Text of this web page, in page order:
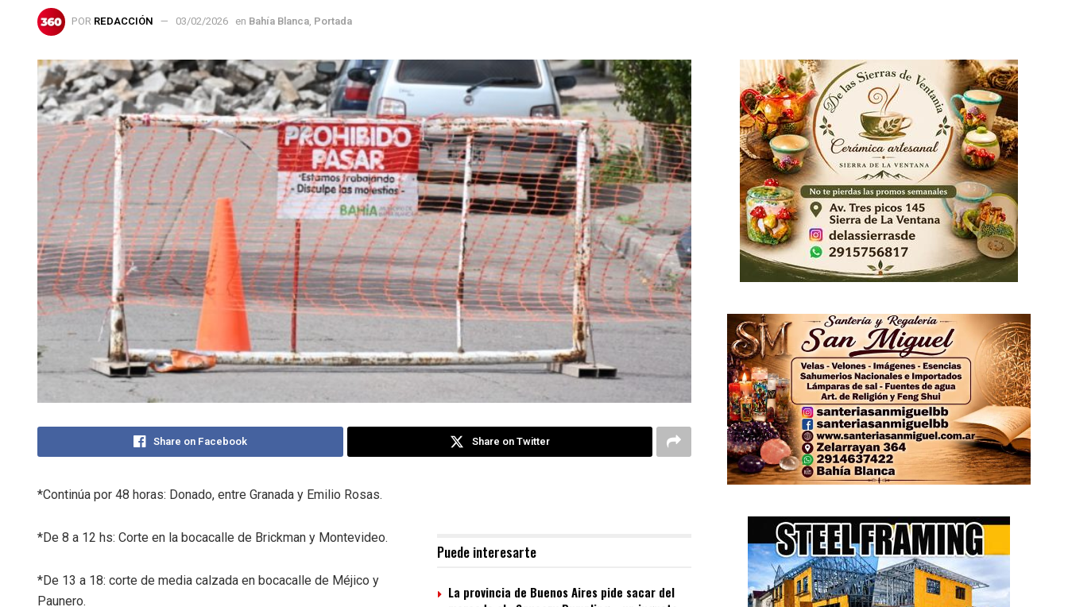
POR REDACCIÓN 03/02/2026 en Bahía Blanca, Portada
Share on Facebook Share on Twitter
*Continúa por 48 horas: Donado, entre Granada y Emilio Rosas.
Puede interesarte
La provincia de Buenos Aires pide sacar del
*De 8 a 12 hs: Corte en la bocacalle de Brickman y Montevideo.
*De 13 a 18: corte de media calzada en bocacalle de Méjico y
Paunero.